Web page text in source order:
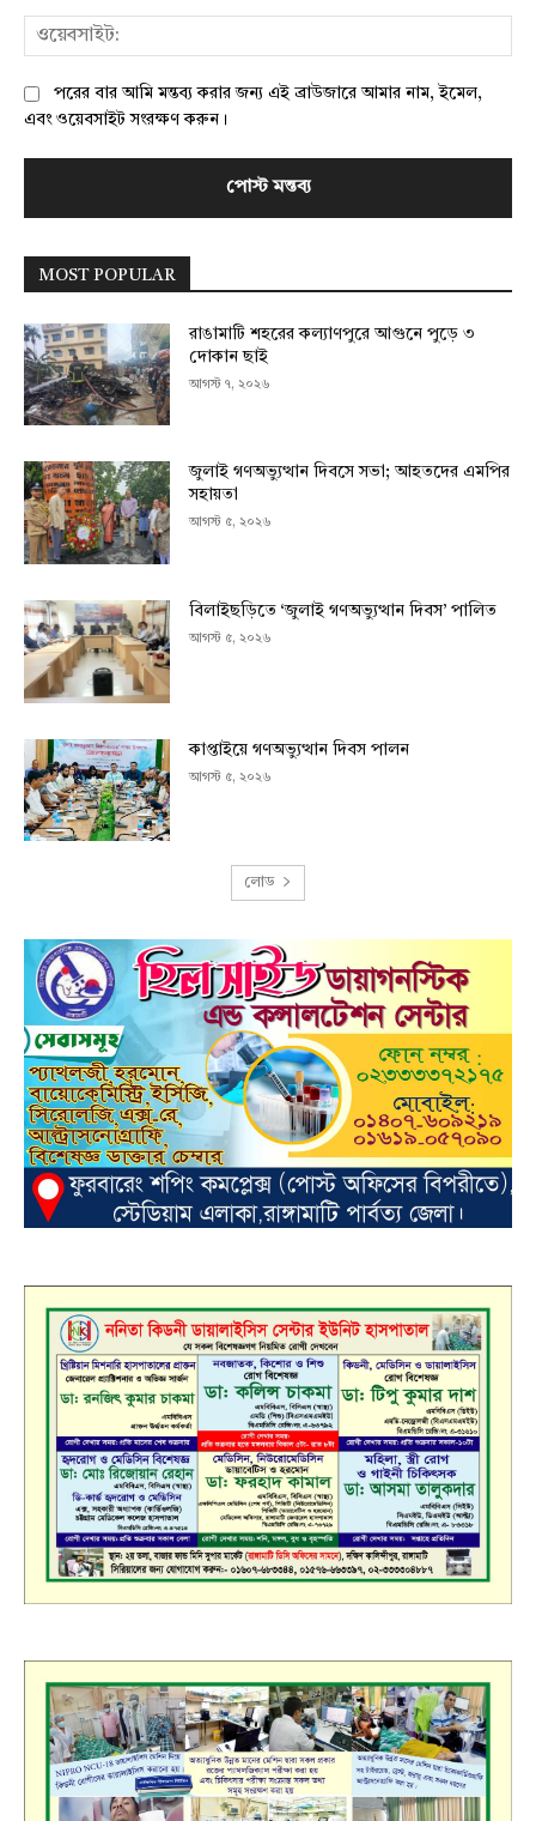
পরের বার আমি মন্তব্য করার জন্য এই ব্রাউজারে আমার নাম, ইমেল,
এবং ওয়েবসাইট সংরক্ষণ করুন।
MOST POPULAR
রাঙামাটি শহরের কল্যাণপুরে আগুনে পুড়ে ৩
দোকান ছাই
আগস্ট ৭, ২০২৬
জুলাই গণঅভ্যুত্থান দিবসে সভা; আহতদের এমপির
সহায়তা
আগস্ট ৫, ২০২৬
বিলাইছড়িতে ‘জুলাই গণঅভ্যুত্থান দিবস’ পালিত
আগস্ট ৫, ২০২৬
কাপ্তাইয়ে গণঅভ্যুত্থান দিবস পালন
আগস্ট ৫, ২০২৬
লোড